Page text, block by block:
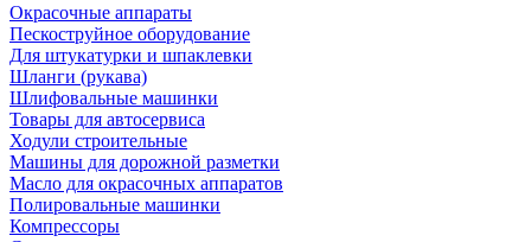
Окрасочные аппараты
Пескоструйное оборудование
Для штукатурки и шпаклевки
Шланги (рукава)
Шлифовальные машинки
Товары для автосервиса
Ходули строительные
Машины для дорожной разметки
Масло для окрасочных аппаратов
Полировальные машинки
Компрессоры